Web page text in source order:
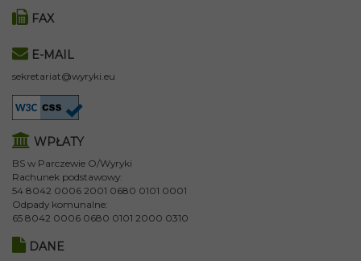
FAX
E-MAIL
sekretariat@wyryki.eu
WPŁATY
BS w Parczewie O/Wyryki
Rachunek podstawowy:
54 8042 0006 2001 0680 0101 0001
Odpady komunalne:
65 8042 0006 0680 0101 2000 0310
DANE